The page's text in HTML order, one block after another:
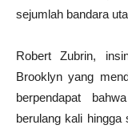
sejumlah bandara
Robert Zubrin,
Brooklyn yang
berpendapat
berulang kali hingga